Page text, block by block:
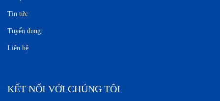
Tin tức
Tuyển dụng
Liên hệ
KẾT NỐI VỚI CHÚNG TÔI